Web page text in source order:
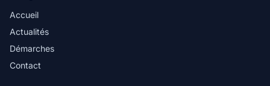
Accueil
Actualités
Démarches
Contact